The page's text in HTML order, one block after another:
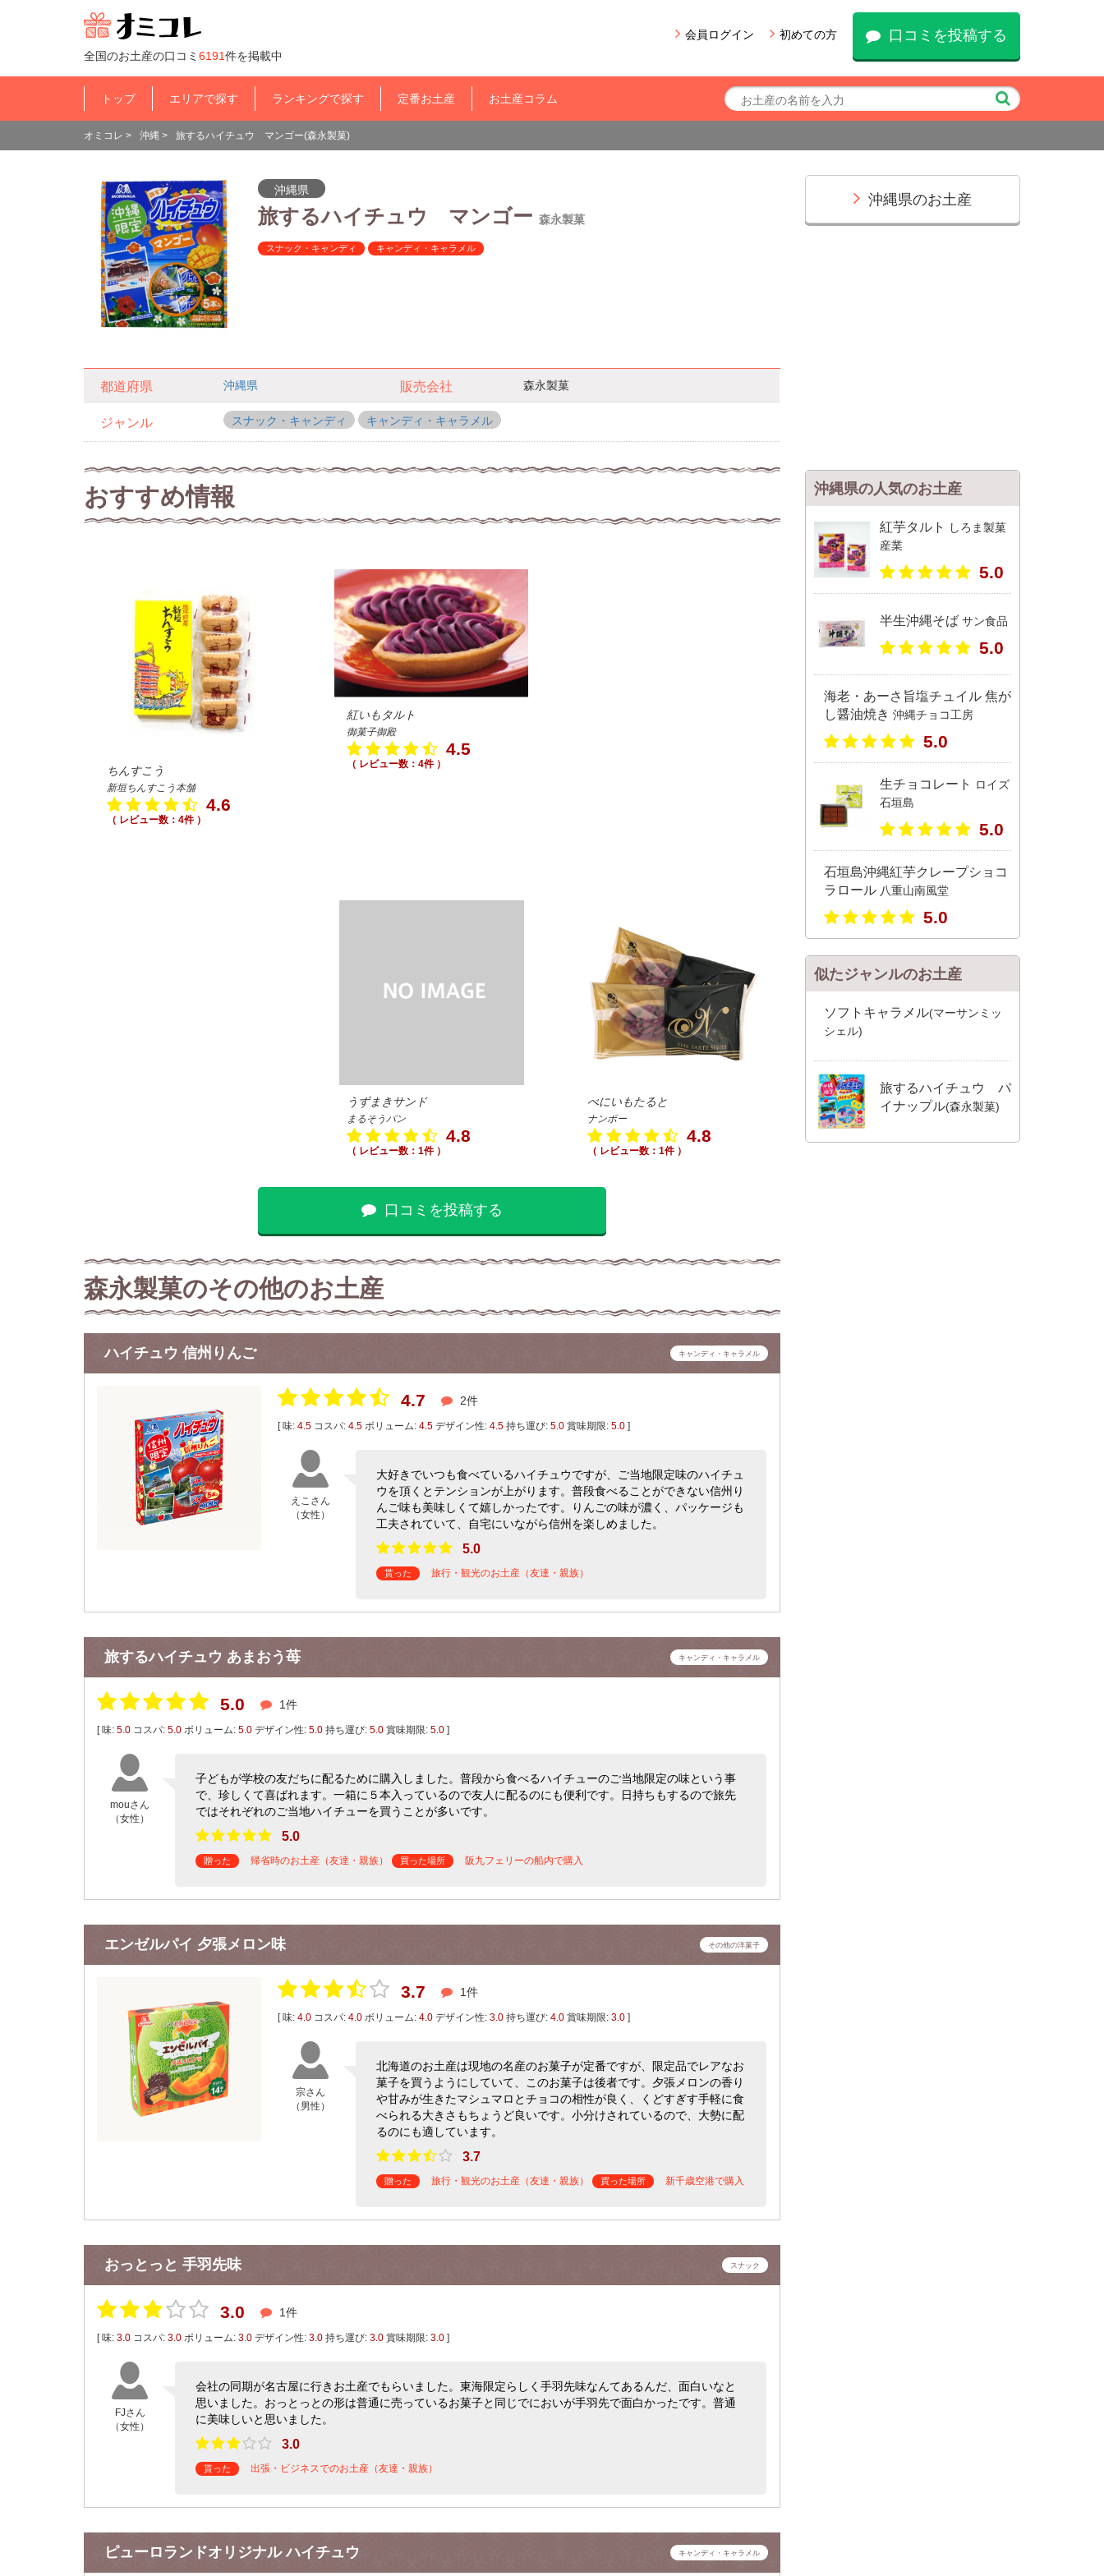
全国のお土産の口コミ 6191件を掲載中
会員ログイン 初めての方 口コミを投稿する
トップ エリアで探す ランキングで探す 定番お土産 お土産コラム
オミコレ > 沖縄 > 旅するハイチュウ マンゴー(森永製菓)
沖縄県
旅するハイチュウ マンゴー 森永製菓
スナック・キャンディ キャンディ・キャラメル
都道府県 沖縄県 販売会社 森永製菓
ジャンル スナック・キャンディ キャンディ・キャラメル
おすすめ情報
ちんすこう
新垣ちんすこう本舗
4.6
（ レビュー数：4件 ）
紅いもタルト
御菓子御殿
4.5
（ レビュー数：4件 ）
うずまきサンド
まるそうパン
4.8
（ レビュー数：1件 ）
べにいもたると
ナンポー
4.8
（ レビュー数：1件 ）
口コミを投稿する
森永製菓のその他のお土産
ハイチュウ 信州りんご キャンディ・キャラメル
4.7 2件
[ 味: 4.5 コスパ: 4.5 ボリューム: 4.5 デザイン性: 4.5 持ち運び: 5.0 賞味期限: 5.0 ]
えこさん
（女性）
大好きでいつも食べているハイチュウですが、ご当地限定味のハイチュ
ウを頂くとテンションが上がります。普段食べることができない信州り
んご味も美味しくて嬉しかったです。りんごの味が濃く、パッケージも
工夫されていて、自宅にいながら信州を楽しめました。
5.0
貰った 旅行・観光のお土産（友達・親族）
旅するハイチュウ あまおう苺 キャンディ・キャラメル
5.0 1件
[ 味: 5.0 コスパ: 5.0 ボリューム: 5.0 デザイン性: 5.0 持ち運び: 5.0 賞味期限: 5.0 ]
mouさん
（女性）
子どもが学校の友だちに配るために購入しました。普段から食べるハイチューのご当地限定の味という事
で、珍しくて喜ばれます。一箱に５本入っているので友人に配るのにも便利です。日持ちもするので旅先
ではそれぞれのご当地ハイチューを買うことが多いです。
5.0
贈った 帰省時のお土産（友達・親族） 買った場所 阪九フェリーの船内で購入
エンゼルパイ 夕張メロン味 その他の洋菓子
3.7 1件
[ 味: 4.0 コスパ: 4.0 ボリューム: 4.0 デザイン性: 3.0 持ち運び: 4.0 賞味期限: 3.0 ]
宗さん
（男性）
北海道のお土産は現地の名産のお菓子が定番ですが、限定品でレアなお
菓子を買うようにしていて、このお菓子は後者です。夕張メロンの香り
や甘みが生きたマシュマロとチョコの相性が良く、くどすぎす手軽に食
べられる大きさもちょうど良いです。小分けされているので、大勢に配
るのにも適しています。
3.7
贈った 旅行・観光のお土産（友達・親族） 買った場所 新千歳空港で購入
おっとっと 手羽先味 スナック
3.0 1件
[ 味: 3.0 コスパ: 3.0 ボリューム: 3.0 デザイン性: 3.0 持ち運び: 3.0 賞味期限: 3.0 ]
FJさん
（女性）
会社の同期が名古屋に行きお土産でもらいました。東海限定らしく手羽先味なんてあるんだ、面白いなと
思いました。おっとっとの形は普通に売っているお菓子と同じでにおいが手羽先で面白かったです。普通
に美味しいと思いました。
3.0
貰った 出張・ビジネスでのお土産（友達・親族）
ピューロランドオリジナル ハイチュウ キャンディ・キャラメル
沖縄県のお土産
沖縄県の人気のお土産
紅芋タルト
しろま製菓
産業
5.0
半生沖縄そば サン食品
5.0
海老・あーさ旨塩チュイル 焦が
し醤油焼き 沖縄チョコ工房
5.0
生チョコレート
ロイズ
石垣島
5.0
石垣島沖縄紅芋クレープショコ
ラロール八重山南風堂
5.0
似たジャンルのお土産
ソフトキャラメル(マーサンミッ
シェル)
旅するハイチュウ パ
イナップル(森永製菓)